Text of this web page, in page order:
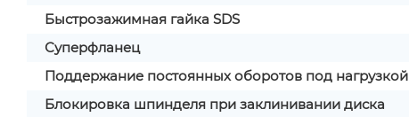
Быстрозажимная гайка SDS
Суперфланец
Поддержание постоянных оборотов под нагрузкой
Блокировка шпинделя при заклинивании диска